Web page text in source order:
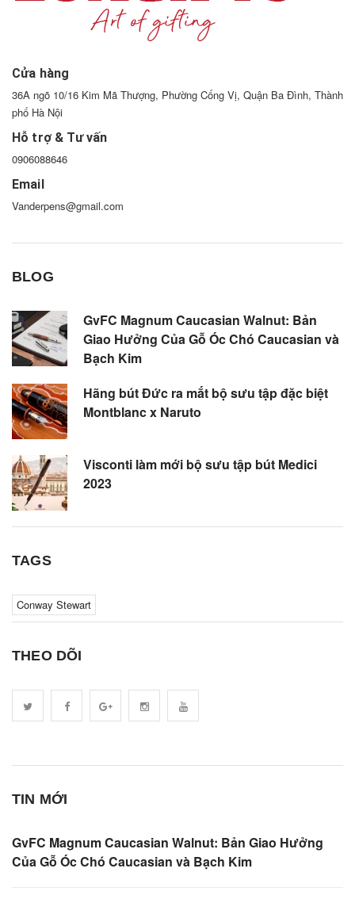
Cửa hàng
36A ngõ 10/16 Kim Mã Thượng, Phường Cống Vị, Quận Ba Đình, Thành
phố Hà Nội
Hỗ trợ & Tư vấn
0906088646
Email
Vanderpens@gmail.com
BLOG
GvFC Magnum Caucasian Walnut: Bản
Giao Hưởng Của Gỗ Óc Chó Caucasian và
Bạch Kim
Hãng bút Đức ra mắt bộ sưu tập đặc biệt
Montblanc x Naruto
Visconti làm mới bộ sưu tập bút Medici
2023
TAGS
Conway Stewart
THEO DÕI
TIN MỚI
GvFC Magnum Caucasian Walnut: Bản Giao Hưởng
Của Gỗ Óc Chó Caucasian và Bạch Kim